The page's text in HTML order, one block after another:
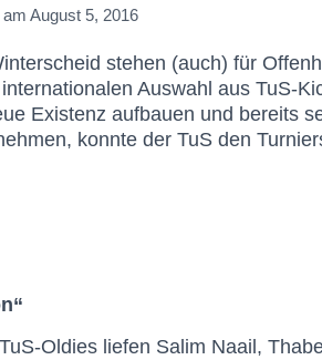
am August 5, 2016
stehen (auch) für
Auswahl aus TuS-
Existenz aufbauen und bereits
konnte der TuS den
Oldies liefen Salim Naail,